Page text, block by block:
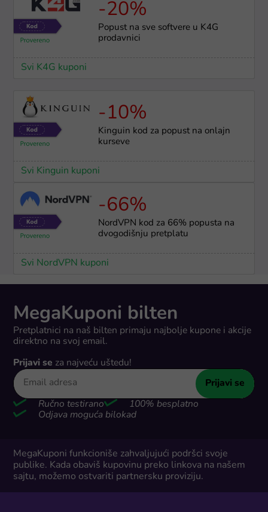
-20%
Popust na sve softvere u K4G
prodavnici
Svi K4G kuponi
-10%
Kinguin kod za popust na onlajn
kurseve
Svi Kinguin kuponi
-66%
NordVPN kod za 66% popusta na
dvogodišnju pretplatu
Svi NordVPN kuponi
MegaKuponi bilten
Pretplatnici na naš bilten primaju najbolje kupone i akcije
direktno na svoj email.
Prijavi se za najveću uštedu!
Prijavi se
Ručno testirano
100% besplatno
Odjava moguća bilokad
MegaKuponi funkcioniše zahvaljujući podršci svoje
publike. Kada obaviš kupovinu preko linkova na našem
sajtu, možemo ostvariti partnersku proviziju.